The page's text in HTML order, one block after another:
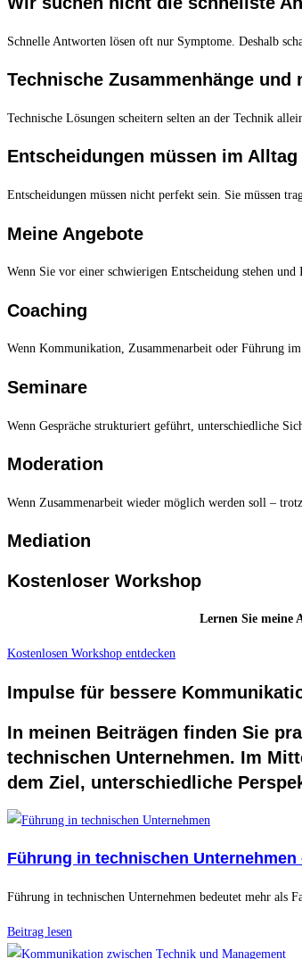
Schnelle Antworten lösen oft nur Symptome. Deshalb
Technische Zusammenhänge
Technische Lösungen scheitern selten an der Technik
Entscheidungen müssen im Alltag
Entscheidungen müssen nicht perfekt sein. Sie müssen
Meine Angebote
Wenn Sie vor einer schwierigen Entscheidung stehen und
Coaching
Wenn Kommunikation, Zusammenarbeit oder Führung
Seminare
Wenn Gespräche strukturiert geführt, unterschiedliche
Moderation
Wenn Zusammenarbeit wieder möglich werden soll –
Mediation
Kostenloser Workshop
Lernen Sie meine
Kostenlosen Workshop entdecken
Impulse für bessere
In meinen Beiträgen finden Sie
technischen Unternehmen. Im
dem Ziel, unterschiedliche
Führung in technischen
Führung in technischen Unternehmen bedeutet mehr als
Beitrag lesen